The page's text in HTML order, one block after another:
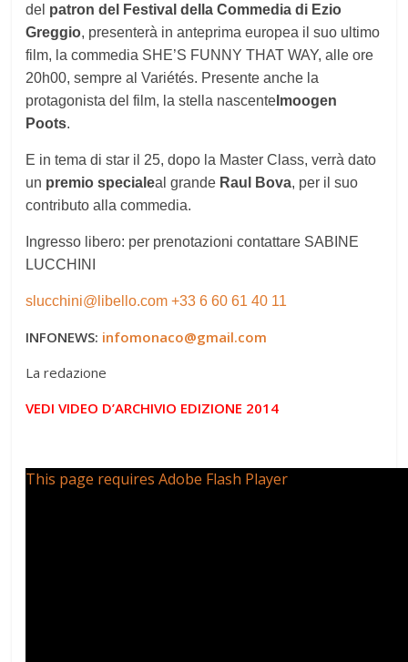
del patron del Festival della Commedia di Ezio
Greggio, presenterà in anteprima europea il suo ultimo
film, la commedia SHE’S FUNNY THAT WAY, alle ore
20h00, sempre al Variétés. Presente anche la
protagonista del film, la stella nascente Imoogen
Poots.
E in tema di star il 25, dopo la Master Class, verrà dato
un premio specialeal grande Raul Bova, per il suo
contributo alla commedia.
Ingresso libero: per prenotazioni contattare SABINE
LUCCHINI
slucchini@libello.com +33 6 60 61 40 11
INFONEWS: infomonaco@gmail.com
La redazione
VEDI VIDEO D’ARCHIVIO EDIZIONE 2014
This page requires Adobe Flash Player